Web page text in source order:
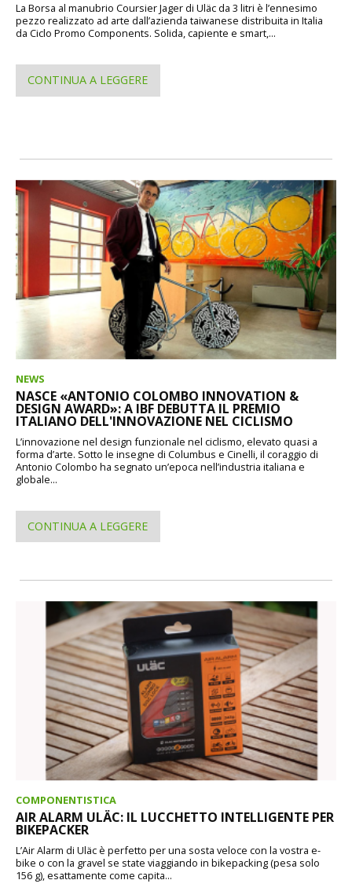
La Borsa al manubrio Coursier Jager di Uläc da 3 litri è l’ennesimo
pezzo realizzato ad arte dall’azienda taiwanese distribuita in Italia
da Ciclo Promo Components. Solida, capiente e smart,...
CONTINUA A LEGGERE
NEWS
NASCE «ANTONIO COLOMBO INNOVATION &
DESIGN AWARD»: A IBF DEBUTTA IL PREMIO
ITALIANO DELL'INNOVAZIONE NEL CICLISMO
L’innovazione nel design funzionale nel ciclismo, elevato quasi a
forma d’arte. Sotto le insegne di Columbus e Cinelli, il coraggio di
Antonio Colombo ha segnato un’epoca nell’industria italiana e
globale...
CONTINUA A LEGGERE
COMPONENTISTICA
AIR ALARM ULÄC: IL LUCCHETTO INTELLIGENTE PER
BIKEPACKER
L’Air Alarm di Uläc è perfetto per una sosta veloce con la vostra e-
bike o con la gravel se state viaggiando in bikepacking (pesa solo
156 g), esattamente come capita...